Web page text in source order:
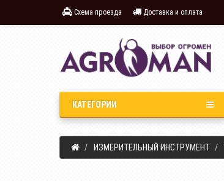
Схема проезда Доставка и оплата
КАТЕГОРИИ
ИЗМЕРИТЕЛЬНЫЙ ИНСТРУМЕНТ